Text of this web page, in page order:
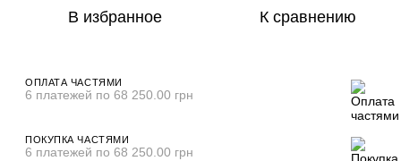
В избранное К сравнению
ОПЛАТА ЧАСТЯМИ
6 платежей по 68 250.00 грн
ПОКУПКА ЧАСТЯМИ
6 платежей по 68 250.00 грн